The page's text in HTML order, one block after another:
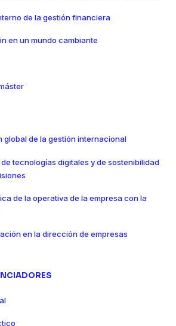
de la gestión financiera
en un mundo cambiante
global de la gestión internacional
tecnologías digitales y de sostenibilidad
de la operativa de la empresa con la
en la dirección de empresas